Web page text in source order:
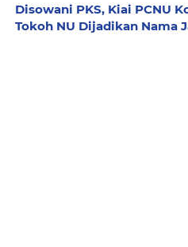
Disowani PKS, Kiai PCNU
Tokoh NU Dijadikan Nama